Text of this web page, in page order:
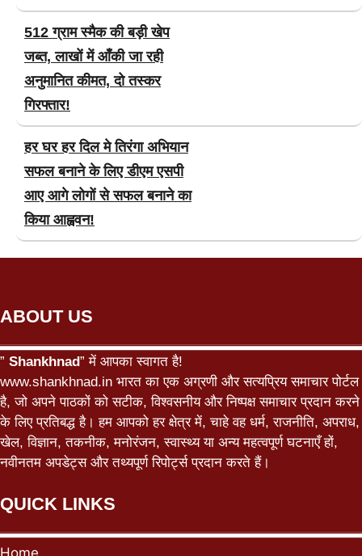
512 ग्राम स्मैक की बड़ी खेप
जब्त, लाखों में आँकी जा रही
अनुमानित कीमत, दो तस्कर
गिरफ्तार!
हर घर हर दिल मे तिरंगा अभियान
सफल बनाने के लिए डीएम एसपी
आए आगे लोगों से सफल बनाने का
किया आह्ववन!
ABOUT US
” Shankhnad” में आपका स्वागत है!
www.shankhnad.in भारत का एक अग्रणी और सत्यप्रिय समाचार पोर्टल
है, जो अपने पाठकों को सटीक, विश्वसनीय और निष्पक्ष समाचार प्रदान करने
के लिए प्रतिबद्ध है। हम आपको हर क्षेत्र में, चाहे वह धर्म, राजनीति, अपराध,
खेल, विज्ञान, तकनीक, मनोरंजन, स्वास्थ्य या अन्य महत्वपूर्ण घटनाएँ हों,
नवीनतम अपडेट्स और तथ्यपूर्ण रिपोर्ट्स प्रदान करते हैं।
QUICK LINKS
Home